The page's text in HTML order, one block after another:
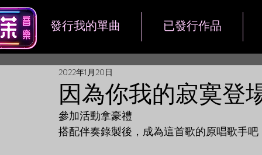
發行我的單曲 已發行作品
因為你我的寂寞登
2022年1月20日
參加活動拿豪禮
搭配伴奏錄製後，成為這首歌的原唱歌手吧